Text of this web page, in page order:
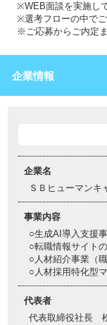
※WEB面談を実施し
※選考フローの中でご
※ご応募からご内定
企業情報
企業名
ＳＢヒューマンキ
事業内容
○生成AI導入支援
○転職情報サイト
○人材紹介事業（
○人材採用特化型
代表者
代表取締役社長